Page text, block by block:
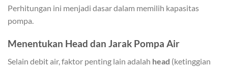
Perhitungan ini menjadi dasar dalam memilih kapasitas
pompa.
Menentukan Head dan Jarak Pompa Air
Selain debit air, faktor penting lain adalah head (ketinggian